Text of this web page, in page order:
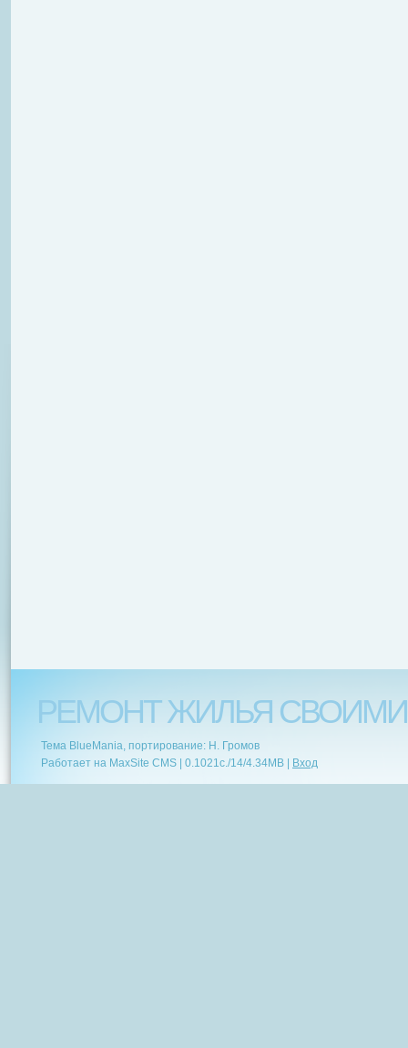
РЕМОНТ ЖИЛЬЯ
Тема BlueMania, портирование: Н. Громов
Работает на MaxSite CMS | 0.1021c./14/4.34MB | Вход